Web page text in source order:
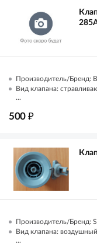
Производитель/Бренд:
Вид клапана:
...
500 ₽
Производитель/Бренд:
Вид клапана: воздушный
...